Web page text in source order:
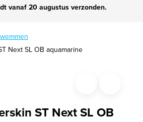
vanaf 20 augustus verzonden.
Next SL OB aquamarine
ST Next SL OB